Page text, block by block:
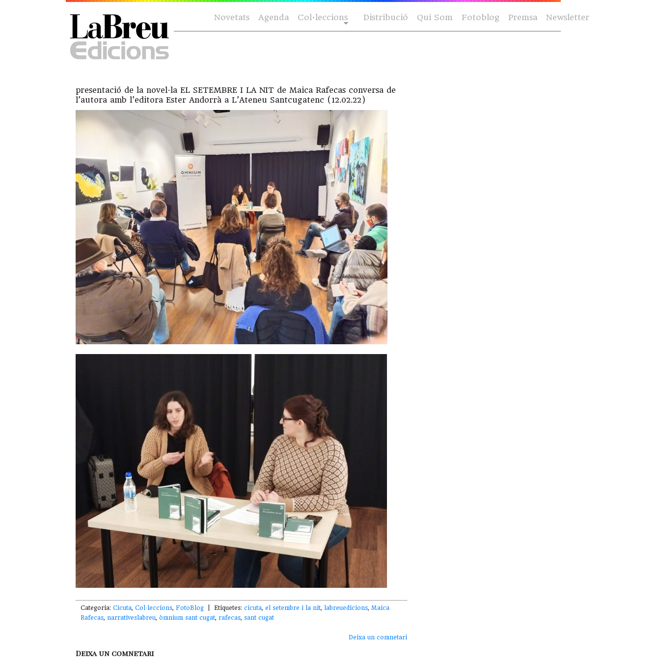
Novetats Agenda Col·leccions Distribució Qui Som Fotoblog Premsa Newsletter
presentació de la novel·la EL SETEMBRE I LA NIT de Maica Rafecas conversa de
l’autora amb l’editora Ester Andorrà a L’Ateneu Santcugatenc (12.02.22)
Categoria:Cicuta,Col·leccions, FotoBlog | Etiquetes:cicuta,el setembre i la nit,labreuedicions,Maica
Rafecas, narrativeslabreu,òmnium sant cugat, rafecas, sant cugat
Deixa un comnetari
Deixa un comnetari